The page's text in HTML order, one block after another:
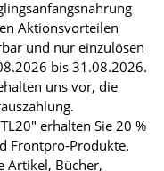
Aktionsvorteilen
und nur einzulösen
bis 31.08.2026.
uns vor, die
erhalten Sie 20 %
Frontpro-Produkte.
Artikel, Bücher,